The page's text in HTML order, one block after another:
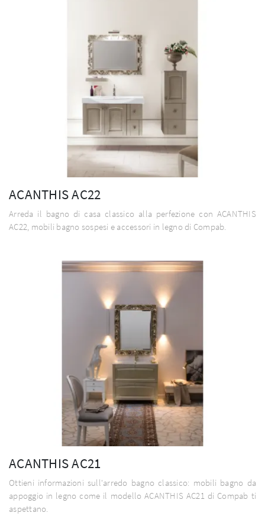
ACANTHIS AC22
Arreda il bagno di casa classico alla perfezione con ACANTHIS
AC22, mobili bagno sospesi e accessori in legno di Compab.
ACANTHIS AC21
Ottieni informazioni sull'arredo bagno classico: mobili bagno da
appoggio in legno come il modello ACANTHIS AC21 di Compab ti
aspettano.